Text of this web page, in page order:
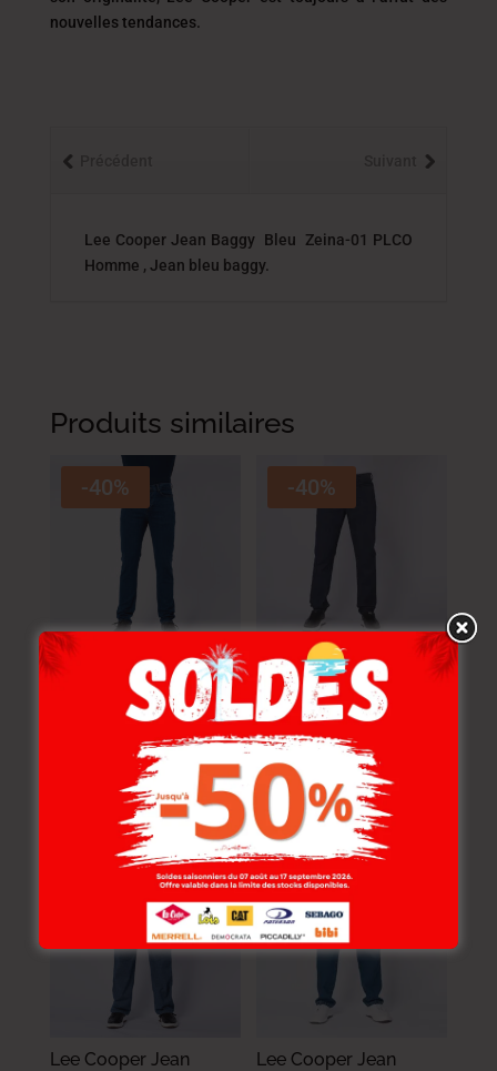
nouvelles tendances.
Lee Cooper Jean Baggy Bleu Zeina-01 PLCO
Homme , Jean bleu baggy.
Produits similaires
-40%
Lee Cooper Jean
Flamig-02 Lc115
Homme Cs
DT
-40%
Lee Cooper Jean
Maingu-00 Lc115
Homme Stone 3
77.400DT
Lee Cooper Jean
NOUVEAU
Lee Cooper Jean